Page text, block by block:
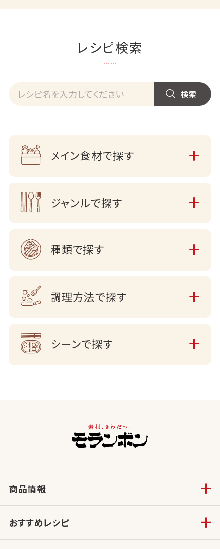
レシピ検索
メイン食材で探す
ジャンルで探す
種類で探す
調理方法で探す
シーンで探す
商品情報
おすすめレシピ